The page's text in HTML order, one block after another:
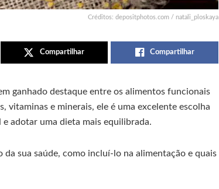
Créditos: depositphotos.com / natali_ploskaya
Compartilhar Compartilhar
ganhado destaque entre os alimentos funcionais
vitaminas e minerais, ele é uma excelente escolha
adotar uma dieta mais equilibrada.
sua saúde, como incluí-lo na alimentação e quais